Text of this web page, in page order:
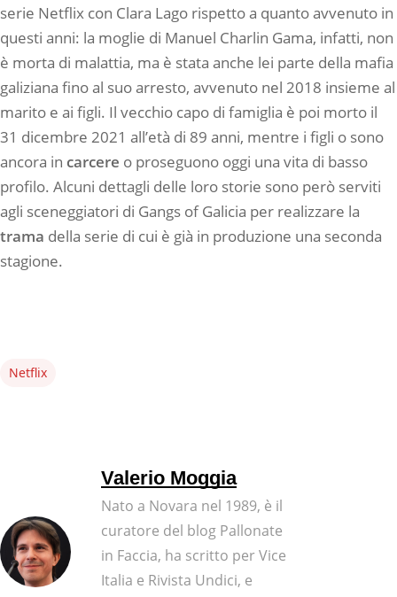
serie Netflix con Clara Lago rispetto a quanto avvenuto in
questi anni: la moglie di Manuel Charlin Gama, infatti, non
è morta di malattia, ma è stata anche lei parte della mafia
galiziana fino al suo arresto, avvenuto nel 2018 insieme al
marito e ai figli. Il vecchio capo di famiglia è poi morto il
31 dicembre 2021 all’età di 89 anni, mentre i figli o sono
ancora in carcere o proseguono oggi una vita di basso
profilo. Alcuni dettagli delle loro storie sono però serviti
agli sceneggiatori di Gangs of Galicia per realizzare la
trama della serie di cui è già in produzione una seconda
stagione.
Netflix
Valerio Moggia
Nato a Novara nel 1989, è il
curatore del blog Pallonate
in Faccia, ha scritto per Vice
Italia e Rivista Undici, e